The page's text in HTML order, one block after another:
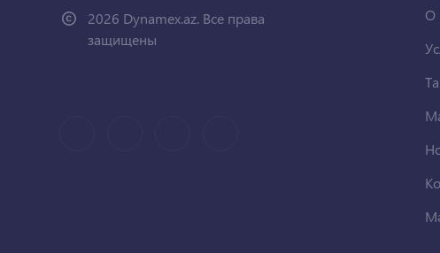
2026 Dynamex.az. Все права
защищены
О